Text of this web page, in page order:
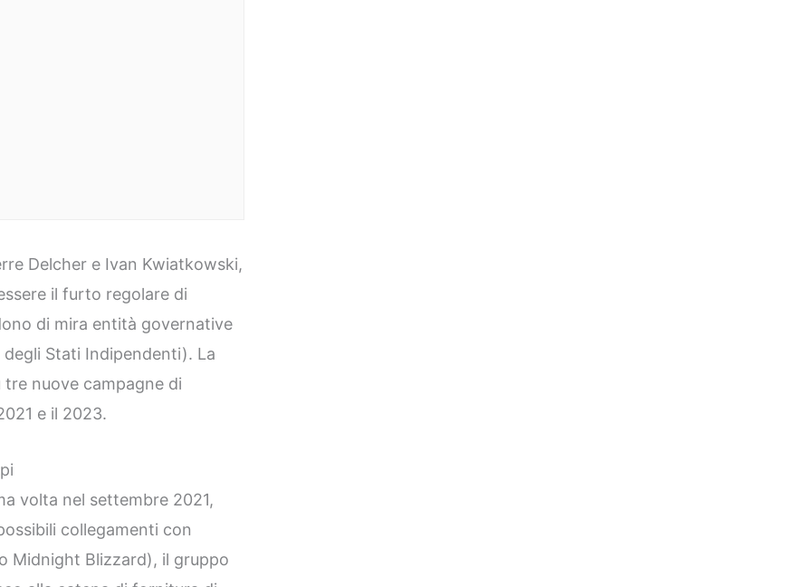
Delcher e Ivan Kwiatkowski,
il furto regolare di
di mira entità governative
Stati Indipendenti). La
tre nuove campagne di
e il 2023.
volta nel settembre 2021,
collegamenti con
Midnight Blizzard), il gruppo